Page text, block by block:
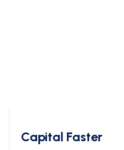
Capital Faster